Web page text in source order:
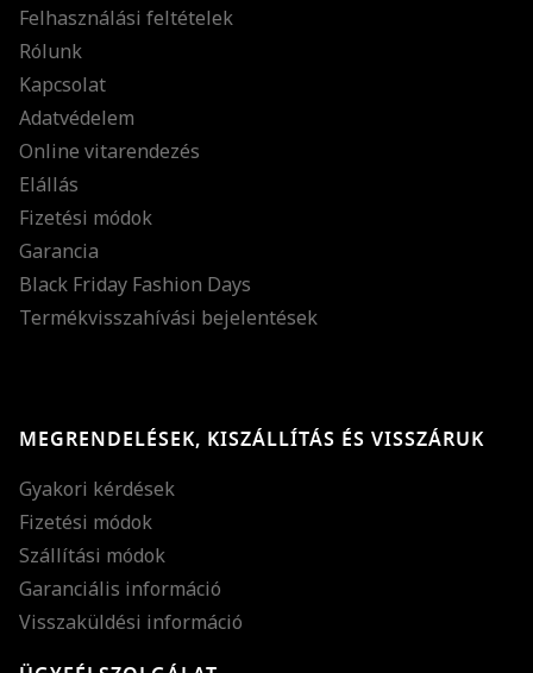
Felhasználási feltételek
Rólunk
Kapcsolat
Adatvédelem
Online vitarendezés
Elállás
Fizetési módok
Garancia
Black Friday Fashion Days
Termékvisszahívási bejelentések
MEGRENDELÉSEK, KISZÁLLÍTÁS ÉS VISSZÁRUK
Gyakori kérdések
Fizetési módok
Szállítási módok
Garanciális információ
Visszaküldési információ